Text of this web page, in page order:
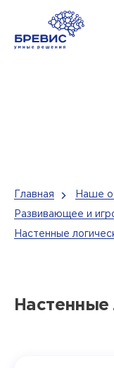
Главная Наше
Развивающее и
Настенные
Настенные